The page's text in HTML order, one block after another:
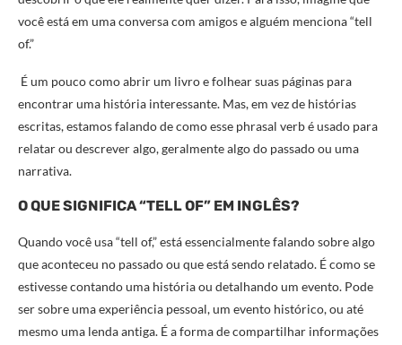
você está em uma conversa com amigos e alguém menciona “tell
of.”
É um pouco como abrir um livro e folhear suas páginas para
encontrar uma história interessante. Mas, em vez de histórias
escritas, estamos falando de como esse phrasal verb é usado para
relatar ou descrever algo, geralmente algo do passado ou uma
narrativa.
O QUE SIGNIFICA “TELL OF” EM INGLÊS?
Quando você usa “tell of,” está essencialmente falando sobre algo
que aconteceu no passado ou que está sendo relatado. É como se
estivesse contando uma história ou detalhando um evento. Pode
ser sobre uma experiência pessoal, um evento histórico, ou até
mesmo uma lenda antiga. É a forma de compartilhar informações